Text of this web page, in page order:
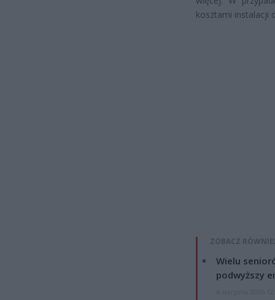
kosztami instalacji
ZOBACZ
Wielu
podwyższy